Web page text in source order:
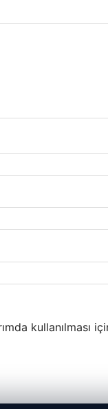
kullanılması